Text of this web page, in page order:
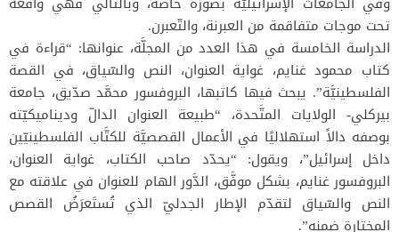
تحت موجات متفاقمة من العبرنة، والتّعبرن.
الدراسة الخامسة في هذا العدد من المجلَّة، عنوانها: “قراءة في
كتاب محمود غنايم، غواية العنوان، النص والسّياق، في القصة
الفلسطينيَّة”. يبحث فيها كاتبها، البروفسور محمَّد صدّيق، جامعة
بيركلي- الولايات المتَّحدة، “طبيعة العنوان الدالّ وديناميكيّته
بوصفه دالاً استهلاليًا في الأعمال القصصيَّة للكتَّاب الفلسطينيّين
داخل إسرائيل”، ويقول: “يحدّد صاحب الكتاب، غواية العنوان،
البروفسور غنايم، بشكل موفَّق، الدَّور الهام للعنوان في علاقته مع
النص والسّياق لتقدّم الإطار الجدليّ الذي تُستَعرَضُ القصص
المختارة ضمنه”.